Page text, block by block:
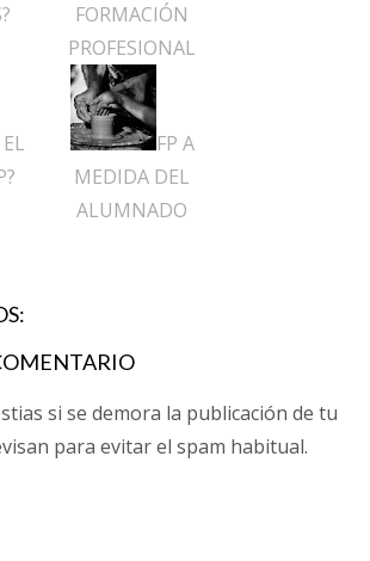
FORMACIÓN
PROFESIONAL
FP A
MEDIDA DEL
ALUMNADO
si se demora la publicación de tu
para evitar el spam habitual.